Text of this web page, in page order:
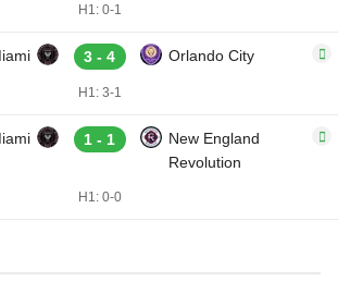
H1: 0-1
3 - 4 Orlando City
H1: 3-1
1 - 1
New England
Revolution
H1: 0-0